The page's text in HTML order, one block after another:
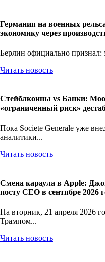
Германия на военных
экономику через
Берлин официально признал:
Читать новость
Стейблкоины vs Банки:
«ограниченный риск»
Пока Societe Generale уже
аналитики...
Читать новость
Смена караула в Apple:
посту CEO в сентябре 2026
На вторник, 21 апреля 2026
Трампом...
Читать новость